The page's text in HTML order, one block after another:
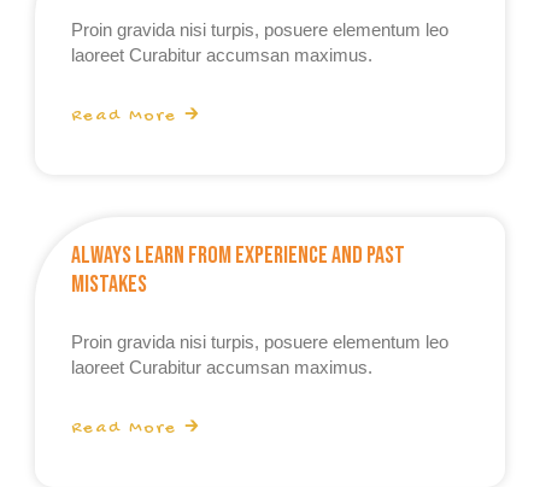
Proin gravida nisi turpis, posuere elementum leo
laoreet Curabitur accumsan maximus.
Read More 🡲
Always Learn From Experience And Past
Mistakes
Proin gravida nisi turpis, posuere elementum leo
laoreet Curabitur accumsan maximus.
Read More 🡲